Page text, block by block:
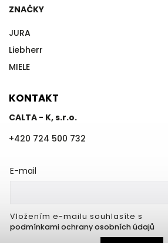
ZNAČKY
JURA
Liebherr
MIELE
KONTAKT
CALTA - K, s.r.o.
+420 724 500 732
E-mail
Vložením e-mailu souhlasíte s
podmínkami ochrany osobních údajů